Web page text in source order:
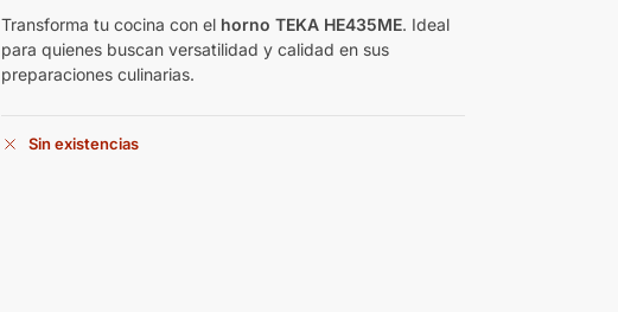
Transforma tu cocina con el horno TEKA HE435ME. Ideal
para quienes buscan versatilidad y calidad en sus
preparaciones culinarias.
Sin existencias